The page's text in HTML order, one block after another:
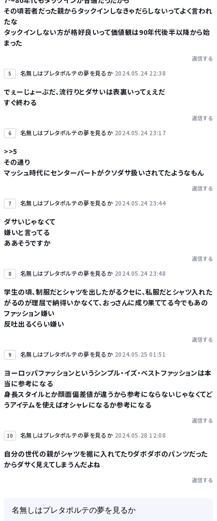
その頃若者だった親からタックインしなきゃだらしないってよく言われ
たな
タックインしない方が格好良いって価値観は90年代後半以降から始
まった
返信する
5 名無しはプレタポルテの夢を見るか 2024.05.24 22:38
でぇーじょーぶだ、流行りとダサいは表裏いってぇえだ
すぐ終わる
返信する
6 名無しはプレタポルテの夢を見るか 2024.05.24 23:17
>>5
その通り
マッシュ時代にセンターパートがクソダサ扱いされてたようなもん
返信する
7 名無しはプレタポルテの夢を見るか 2024.05.24 23:44
ダサいじゃなくて
嫌いと言ってる
ああそうですか
返信する
8 名無しはプレタポルテの夢を見るか 2024.05.24 23:48
学生の頃、制服だとシャツを出したがるクセに、私服だとシャツ入れた
がるのが理屈で納得いかなくて、おっさんに成り果ててる今でもあの
ファッション嫌い
反吐出るくらい嫌い
返信する
9 名無しはプレタポルテの夢を見るか 2024.05.25 01:51
ヨーロッパファッションというシンプル・イズ・ベストファッションは本
当に参考になる
身長スタイルとか顔面偏差値が違うから参考にならないじゃなくてど
うアイテムを使えばオシャレになるか参考になる
返信する
10 名無しはプレタポルテの夢を見るか 2024.05.28 12:08
自分の世代の親がシャツを裾に入れてたりダボダボのパンツだった
からダサく見えてしまうんだよね
返信する